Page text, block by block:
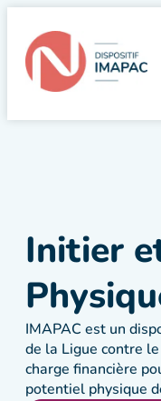
Initier
IMAPAC est un
de la Ligue contre
charge financière
potentiel physique